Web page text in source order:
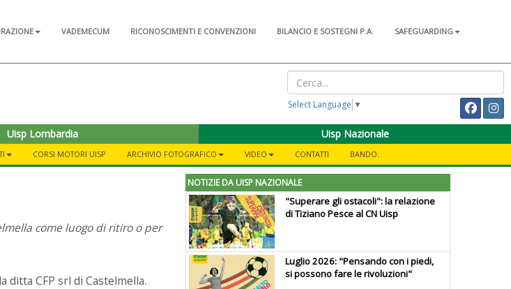
VADEMECUM RICONOSCIMENTI E CONVENZIONI BILANCIO E SOSTEGNI P.A.
SAFEGUARDING
Select Language ▼
Uisp Lombardia Uisp Nazionale
CORSI MOTORI UISP ARCHIVIO FOTOGRAFICO VIDEO CONTATTI BANDO:
come luogo di ritiro o per
CFP srl di Castelmella.
NOTIZIE DA UISP NAZIONALE
"Superare gli ostacoli": la relazione
di Tiziano Pesce al CN Uisp
Luglio 2026: "Pensando con i piedi,
si possono fare le rivoluzioni"